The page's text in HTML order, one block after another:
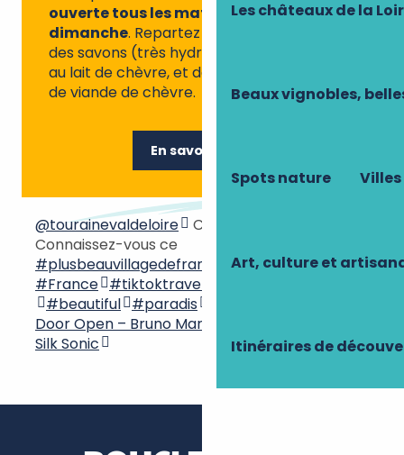
Les châteaux de la
Beaux vignobles,
Spots nature
Art, culture et
Itinéraires de
ouverte tous les matins sauf le
dimanche. Repartez avec du fromage,
des savons (très hydratants) et des glaces
au lait de chèvre, et des conserves à partir
de viande de chèvre.
En savoir plus
@tourainevaldeloire
C’est l’été à Crissay !
Connaissez-vous ce
#plusbeauvillagedefrance
?#valdeloire
#France #tiktoktravel
#beautiful #paradis
Door Open – Bruno Mars & Anderson .Paak &
Silk Sonic